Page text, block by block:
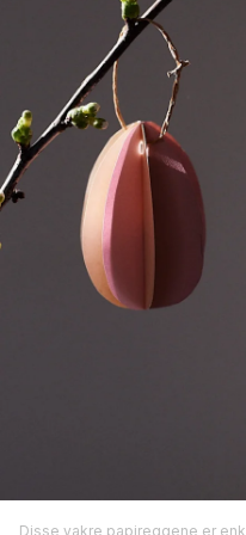
Disse vakre papireggene er